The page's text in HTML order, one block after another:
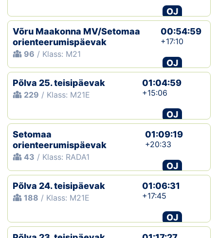
OJ
Võru Maakonna MV/Setomaa
orienteerumispäevak
96 / Klass: M21
00:54:59
+17:10
OJ
Põlva 25. teisipäevak
229 / Klass: M21E
01:04:59
+15:06
OJ
Setomaa
orienteerumispäevak
43 / Klass: RADA1
01:09:19
+20:33
OJ
Põlva 24. teisipäevak
188 / Klass: M21E
01:06:31
+17:45
OJ